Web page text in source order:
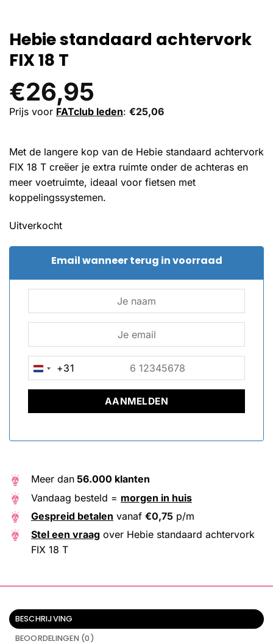
Hebie standaard achtervork
FIX 18 T
€26,95
Prijs voor FATclub leden: €25,06
Met de langere kop van de Hebie standaard achtervork
FIX 18 T creëer je extra ruimte onder de achteras en
meer voetruimte, ideaal voor fietsen met
koppelingssystemen.
Uitverkocht
Email wanneer terug in voorraad
NETHERLANDS
+31
+31
Meer dan 56.000 klanten
Vandaag besteld = morgen in huis
Gespreid betalen vanaf €0,75 p/m
Stel een vraag over Hebie standaard achtervork
FIX 18 T
BESCHRIJVING
BEOORDELINGEN (0)